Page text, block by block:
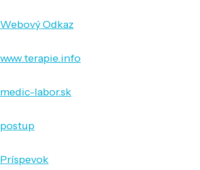
Webový Odkaz
www.terapie.info
medic-labor.sk
postup
Príspevok